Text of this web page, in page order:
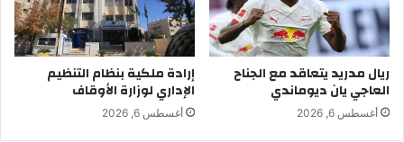
ريال مدريد يتعاقد مع الجناح
العاجي يان ديوماندي
أغسطس 6, 2026
إرادة ملكية بنظام التنظيم
الإداري لوزارة الأوقاف
أغسطس 6, 2026